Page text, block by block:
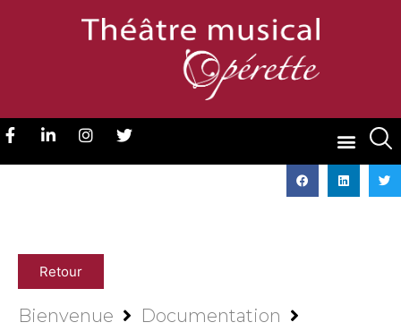
Retour
Bienvenue
Documentation